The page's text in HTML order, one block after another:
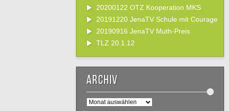
20200122 OTZ Kooperation MKS
20191220 JenaTV Schule mit Courage
20190916 JenaTV Muth-Preis
TLZ 20.1.12
Archiv
Archiv